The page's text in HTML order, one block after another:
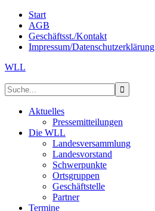
Start
AGB
Geschäftsst./Kontakt
Impressum/Datenschutzerklärung
WLL
Aktuelles
Pressemitteilungen
Die WLL
Landesversammlung
Landesvorstand
Schwerpunkte
Ortsgruppen
Geschäftstelle
Partner
Termine